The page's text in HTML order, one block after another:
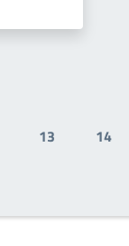
Pagina
13 14